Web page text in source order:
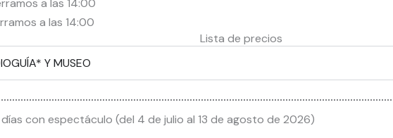
a las 14:00
Lista de precios
Y MUSEO
con espectáculo (del 4 de julio al 13 de agosto de 2026)